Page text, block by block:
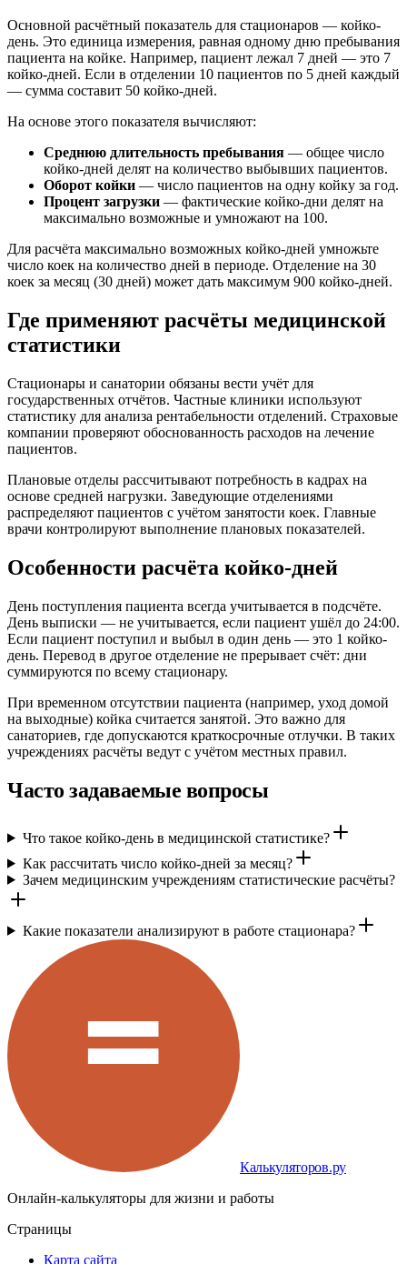
Основной расчётный показатель для стационаров — койко-
день. Это единица измерения, равная одному дню пребывания
пациента на койке. Например, пациент лежал 7 дней — это 7
койко-дней. Если в отделении 10 пациентов по 5 дней каждый
— сумма составит 50 койко-дней.
На основе этого показателя вычисляют:
Среднюю длительность пребывания — общее число
койко-дней делят на количество выбывших пациентов.
Оборот койки — число пациентов на одну койку за год.
Процент загрузки — фактические койко-дни делят на
максимально возможные и умножают на 100.
Для расчёта максимально возможных койко-дней умножьте
число коек на количество дней в периоде. Отделение на 30
коек за месяц (30 дней) может дать максимум 900 койко-дней.
Где применяют расчёты медицинской
статистики
Стационары и санатории обязаны вести учёт для
государственных отчётов. Частные клиники используют
статистику для анализа рентабельности отделений. Страховые
компании проверяют обоснованность расходов на лечение
пациентов.
Плановые отделы рассчитывают потребность в кадрах на
основе средней нагрузки. Заведующие отделениями
распределяют пациентов с учётом занятости коек. Главные
врачи контролируют выполнение плановых показателей.
Особенности расчёта койко-дней
День поступления пациента всегда учитывается в подсчёте.
День выписки — не учитывается, если пациент ушёл до 24:00.
Если пациент поступил и выбыл в один день — это 1 койко-
день. Перевод в другое отделение не прерывает счёт: дни
суммируются по всему стационару.
При временном отсутствии пациента (например, уход домой
на выходные) койка считается занятой. Это важно для
санаториев, где допускаются краткосрочные отлучки. В таких
учреждениях расчёты ведут с учётом местных правил.
Часто задаваемые вопросы
Что такое койко-день в медицинской статистике?
Как рассчитать число койко-дней за месяц?
Зачем медицинским учреждениям статистические расчёты?
Какие показатели анализируют в работе стационара?
Калькуляторов.ру
Онлайн-калькуляторы для жизни и работы
Страницы
Карта сайта